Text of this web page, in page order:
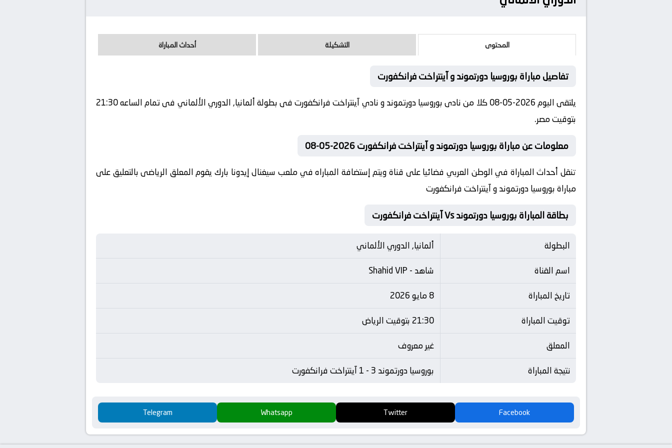
المحتوى التشكيلة أحداث المباراة
تفاصيل مباراة بوروسيا دورتموند و آينتراخت فرانكفورت
يلتقى اليوم 2026-05-08 كلا من نادى بوروسيا دورتموند و نادي آينتراخت فرانكفورت فى بطولة ألمانيا, الدوري الألماني فى تمام الساعه 21:30
بتوقيت مصر.
معلومات عن مباراة بوروسيا دورتموند و آينتراخت فرانكفورت 2026-05-08
تنقل أحداث المباراة في الوطن العربي فضائيا على قناة ويتم إستضافة المباراه في ملعب سيغنال إيدونا بارك يقوم المعلق الرياضى بالتعليق على
مباراة بوروسيا دورتموند و آينتراخت فرانكفورت
بطاقة المباراة بوروسيا دورتموند Vs آينتراخت فرانكفورت
البطولة
ألمانيا, الدوري الألماني
اسم القناة
شاهد - Shahid VIP
تاريخ المباراة
8 مايو 2026
توقيت المباراة
21:30 بتوقيت الرياض
المعلق
غير معروف
نتيجة المباراة
بوروسيا دورتموند 3 - 1 آينتراخت فرانكفورت
Facebook
Twitter
Whatsapp
Telegram